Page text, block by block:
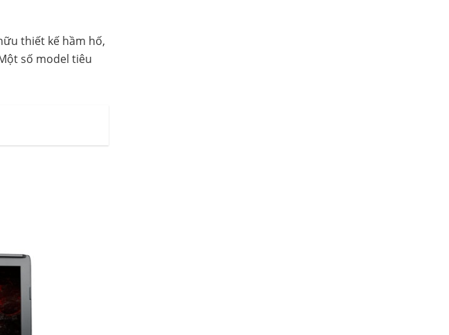
thiết kế hầm hố,
số model tiêu